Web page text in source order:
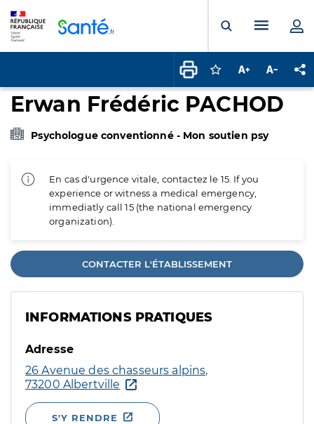
Ouvrir laMenu
Connectez-vous
Augmenter la
Erwan Frédéric PACHOD
Psychologue conventionné - Mon soutien psy
En cas d'urgence vitale, contactez le 15. If you
experience or witness a medical emergency,
immediatly call 15 (the national emergency
organization).
CONTACTER L'ÉTABLISSEMENT
INFORMATIONS PRATIQUES
Adresse
26 Avenue des chasseurs alpins,
73200 Albertville
S'Y RENDRE